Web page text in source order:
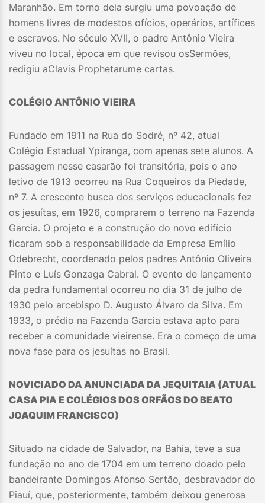
Maranhão. Em torno dela surgiu uma povoação de
homens livres de modestos ofícios, operários, artífices
e escravos. No século XVII, o padre Antônio Vieira
viveu no local, época em que revisou osSermões,
redigiu aClavis Prophetarume cartas.
COLÉGIO ANTÔNIO VIEIRA
Fundado em 1911 na Rua do Sodré, nº 42, atual
Colégio Estadual Ypiranga, com apenas sete alunos. A
passagem nesse casarão foi transitória, pois o ano
letivo de 1913 ocorreu na Rua Coqueiros da Piedade,
nº 7. A crescente busca dos serviços educacionais fez
os jesuítas, em 1926, comprarem o terreno na Fazenda
Garcia. O projeto e a construção do novo edifício
ficaram sob a responsabilidade da Empresa Emílio
Odebrecht, coordenado pelos padres Antônio Oliveira
Pinto e Luís Gonzaga Cabral. O evento de lançamento
da pedra fundamental ocorreu no dia 31 de julho de
1930 pelo arcebispo D. Augusto Álvaro da Silva. Em
1933, o prédio na Fazenda Garcia estava apto para
receber a comunidade vieirense. Era o começo de uma
nova fase para os jesuítas no Brasil.
NOVICIADO DA ANUNCIADA DA JEQUITAIA (ATUAL
CASA PIA E COLÉGIOS DOS ORFÃOS DO BEATO
JOAQUIM FRANCISCO)
Situado na cidade de Salvador, na Bahia, teve a sua
fundação no ano de 1704 em um terreno doado pelo
bandeirante Domingos Afonso Sertão, desbravador do
Piauí, que, posteriormente, também deixou generosa